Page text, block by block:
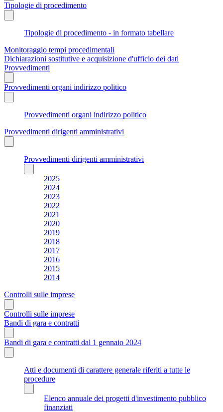
Tipologie di procedimento
Tipologie di procedimento - in formato tabellare
Monitoraggio tempi procedimentali
Dichiarazioni sostitutive e acquisizione d'ufficio dei dati
Provvedimenti
Provvedimenti organi indirizzo politico
Provvedimenti organi indirizzo politico
Provvedimenti dirigenti amministrativi
Provvedimenti dirigenti amministrativi
2025
2024
2023
2022
2021
2020
2019
2018
2017
2016
2015
2014
Controlli sulle imprese
Controlli sulle imprese
Bandi di gara e contratti
Bandi di gara e contratti dal 1 gennaio 2024
Atti e documenti di carattere generale riferiti a tutte le
procedure
Elenco annuale dei progetti d'investimento pubblico
finanziati